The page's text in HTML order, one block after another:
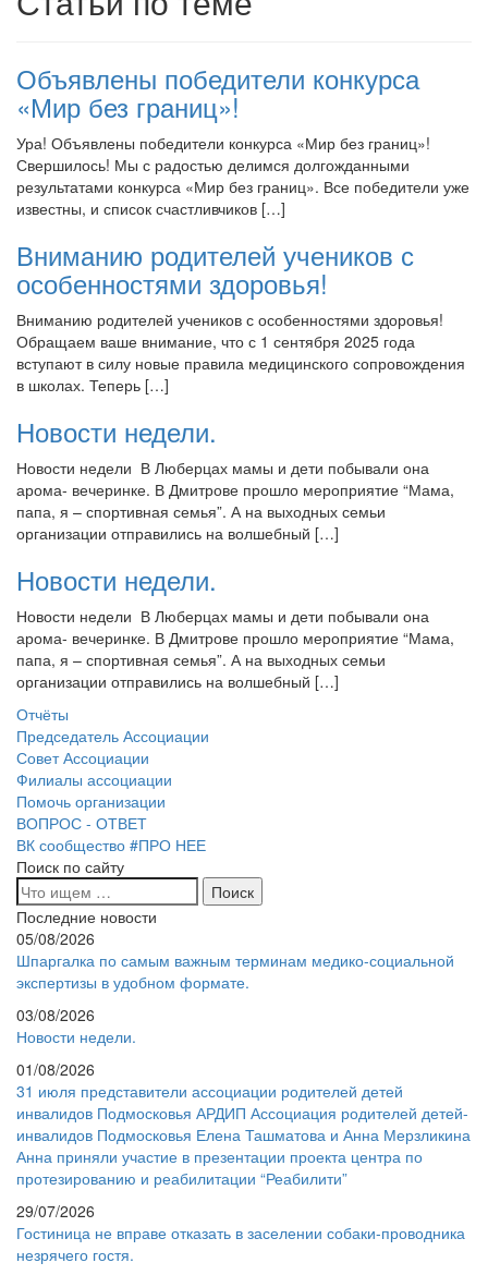
Объявлены победители конкурса
«Мир без границ»!
Ура! Объявлены победители конкурса «Мир без границ»!
Свершилось! Мы с радостью делимся долгожданными
результатами конкурса «Мир без границ». Все победители уже
известны, и список счастливчиков […]
Вниманию родителей учеников с
особенностями здоровья!
Вниманию родителей учеников с особенностями здоровья!
Обращаем ваше внимание, что с 1 сентября 2025 года
вступают в силу новые правила медицинского сопровождения
в школах. Теперь […]
Новости недели.
Новости недели В Люберцах мамы и дети побывали она
арома- вечеринке. В Дмитрове прошло мероприятие “Мама,
папа, я – спортивная семья”. А на выходных семьи
организации отправились на волшебный […]
Новости недели.
Новости недели В Люберцах мамы и дети побывали она
арома- вечеринке. В Дмитрове прошло мероприятие “Мама,
папа, я – спортивная семья”. А на выходных семьи
организации отправились на волшебный […]
Отчёты
Председатель Ассоциации
Совет Ассоциации
Филиалы ассоциации
Помочь организации
ВОПРОС - ОТВЕТ
ВК сообщество #ПРО НЕЕ
Поиск по сайту
Последние новости
05/08/2026
Шпаргалка по самым важным терминам медико-социальной
экспертизы в удобном формате.
03/08/2026
Новости недели.
01/08/2026
31 июля представители ассоциации родителей детей
инвалидов Подмосковья АРДИП Ассоциация родителей детей-
инвалидов Подмосковья Елена Ташматова и Анна Мерзликина
Анна приняли участие в презентации проекта центра по
протезированию и реабилитации “Реабилити”
29/07/2026
Гостиница не вправе отказать в заселении собаки-проводника
незрячего гостя.